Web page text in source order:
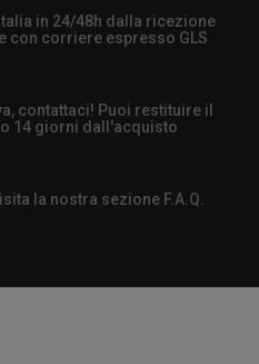
in 24/48h dalla ricezione
con corriere espresso GLS
contattaci! Puoi restituire il
14 giorni dall'acquisto
la nostra sezione F.A.Q.